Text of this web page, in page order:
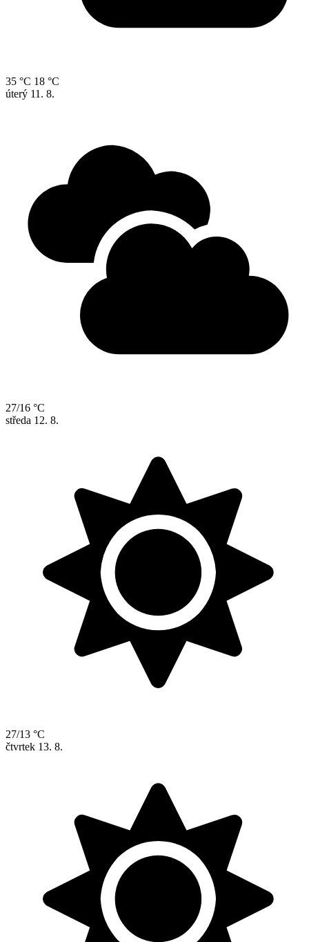
35 °C 18 °C
úterý 11. 8.
27/16 °C
středa 12. 8.
27/13 °C
čtvrtek 13. 8.